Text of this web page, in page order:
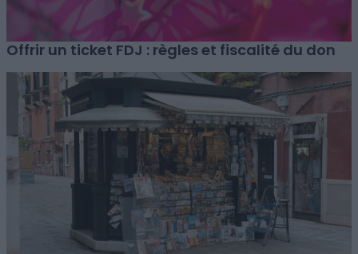
Offrir un ticket FDJ : règles et fiscalité du don